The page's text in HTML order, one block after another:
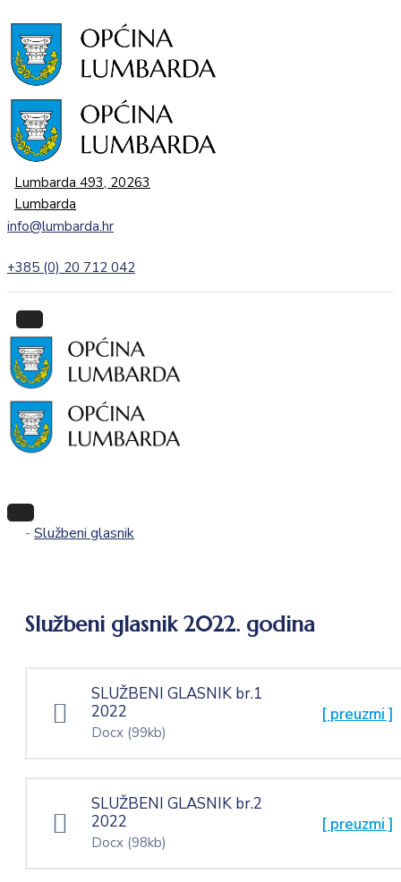
Lumbarda 493, 20263
Lumbarda
info@lumbarda.hr
+385 (0) 20 712 042
Početna
O
Lumbardi
Lokalna
samouprava
Proračun
Dokumenti
nabava
Javni
pozivi,
natječaji
i
novosti
Kontakt
Početna
O
Lumbardi
Lokalna
samouprava
Proračun
Dokumenti
nabava
Javni
pozivi,
natječaji
i
novosti
Kontakt
- Službeni glasnik
Službeni glasnik 2022. godina
SLUŽBENI GLASNIK br.1
2022
Docx (99kb)
[ preuzmi ]
SLUŽBENI GLASNIK br.2
2022
Docx (98kb)
[ preuzmi ]